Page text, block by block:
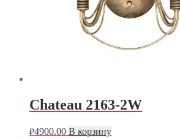
Chateau 2163-2W
₽4900.00 В корзину